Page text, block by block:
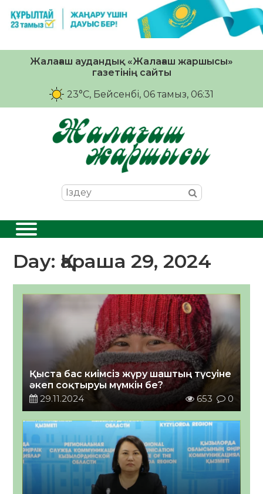
Жалағаш аудандық «Жалағаш жаршысы»
газетінің сайты
23°C, Бейсенбі, 06 тамыз, 06:31
Day: Қараша 29, 2024
Қыста бас киімсіз жүру шаштың түсуіне
әкеп соқтыруы мүмкін бе?
29.11.2024
653 0